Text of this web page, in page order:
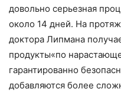
довольно серьезная
около 14 дней. На
доктора Липмана
продукты«по
гарантированно
добавляются более